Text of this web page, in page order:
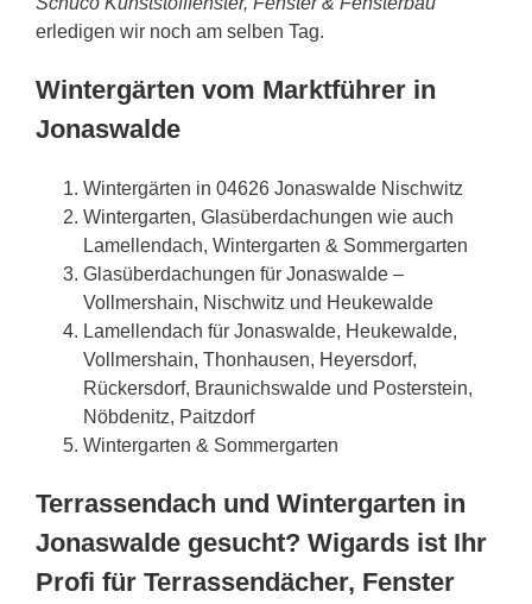
erledigen wir noch am selben Tag.
Wintergärten vom Marktführer in
Jonaswalde
Wintergärten in 04626 Jonaswalde Nischwitz
Wintergarten, Glasüberdachungen wie auch
Lamellendach, Wintergarten & Sommergarten
Glasüberdachungen für Jonaswalde –
Vollmershain, Nischwitz und Heukewalde
Lamellendach für Jonaswalde, Heukewalde,
Vollmershain, Thonhausen, Heyersdorf,
Rückersdorf, Braunichswalde und Posterstein,
Nöbdenitz, Paitzdorf
Wintergarten & Sommergarten
Terrassendach und Wintergarten in
Jonaswalde gesucht? Wigards ist Ihr
Profi für Terrassendächer, Fenster